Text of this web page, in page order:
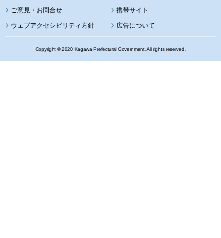
携帯サイト
ウェブアクセシビリティ方針 広告について
Copyright © 2020 Kagawa Prefectural Government. All rights reserved.